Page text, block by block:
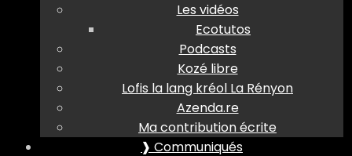
Les vidéos
Ecotutos
Podcasts
Kozé libre
Lofis la lang kréol La Rényon
Azenda.re
Ma contribution écrite
❱ Communiqués